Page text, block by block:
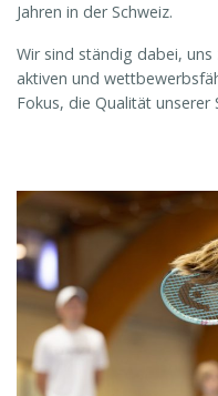
Jahren in der Schweiz.
Wir sind ständig dabei,
aktiven und
Fokus, die Qualität unserer